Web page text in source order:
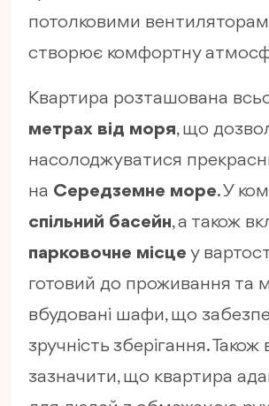
потолковими
створює комфортну
Квартира розташована
метрах від моря, що
насолоджуватися
на Середземне море. У
спільний басейн, а також
парковочне місце у
готовий до проживання та
вбудовані шафи, що
зручність зберігання. Також
зазначити, що квартира